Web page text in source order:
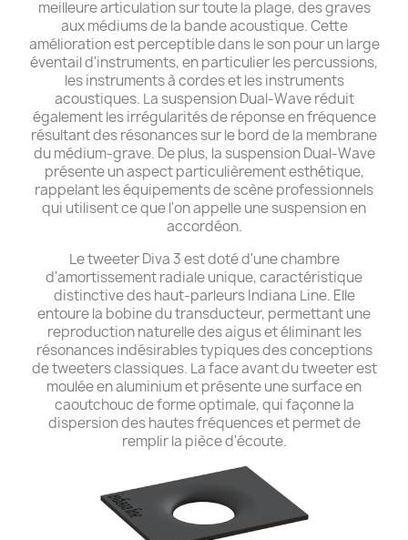
meilleure articulation sur toute la plage, des graves
aux médiums de la bande acoustique. Cette
amélioration est perceptible dans le son pour un large
éventail d'instruments, en particulier les percussions,
les instruments à cordes et les instruments
acoustiques. La suspension Dual-Wave réduit
également les irrégularités de réponse en fréquence
résultant des résonances sur le bord de la membrane
du médium-grave. De plus, la suspension Dual-Wave
présente un aspect particulièrement esthétique,
rappelant les équipements de scène professionnels
qui utilisent ce que l'on appelle une suspension en
accordéon.
Le tweeter Diva 3 est doté d'une chambre
d'amortissement radiale unique, caractéristique
distinctive des haut-parleurs Indiana Line. Elle
entoure la bobine du transducteur, permettant une
reproduction naturelle des aigus et éliminant les
résonances indésirables typiques des conceptions
de tweeters classiques. La face avant du tweeter est
moulée en aluminium et présente une surface en
caoutchouc de forme optimale, qui façonne la
dispersion des hautes fréquences et permet de
remplir la pièce d'écoute.